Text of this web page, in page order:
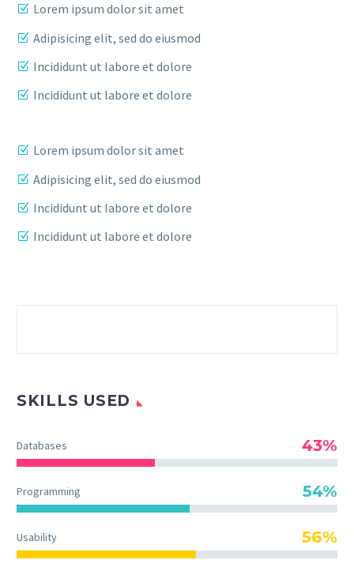
Lorem ipsum dolor sit amet
Adipisicing elit, sed do eiusmod
Incididunt ut labore et dolore
Incididunt ut labore et dolore
Lorem ipsum dolor sit amet
Adipisicing elit, sed do eiusmod
Incididunt ut labore et dolore
Incididunt ut labore et dolore
SKILLS USED
Databases 43%
Programming 54%
Usability 56%